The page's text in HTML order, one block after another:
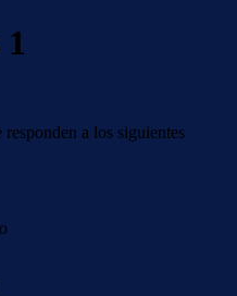
responden a los siguientes